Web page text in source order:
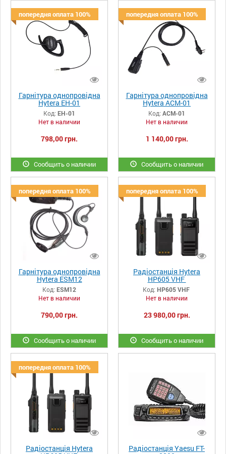
попередня оплата 100%
Гарнітура однопровідна
Hytera EH-01
Код: EH-01
Нет в наличии
798,00 грн.
Сообщить о наличии
попередня оплата 100%
Гарнітура однопровідна
Hytera ACM-01
Код: ACM-01
Нет в наличии
1 140,00 грн.
Сообщить о наличии
попередня оплата 100%
Гарнітура однопровідна
Hytera ESM12
Код: ESM12
Нет в наличии
790,00 грн.
Сообщить о наличии
попередня оплата 100%
Радіостанція Hytera
HP605 VHF
Код: HP605 VHF
Нет в наличии
23 980,00 грн.
Сообщить о наличии
попередня оплата 100%
Радіостанція Hytera Радіостанція Yaesu FT-